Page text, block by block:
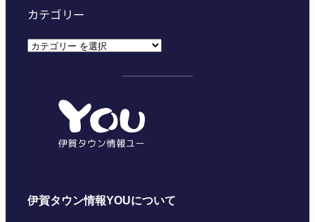
カテゴリー
カ
伊賀タウン情報YOUについて